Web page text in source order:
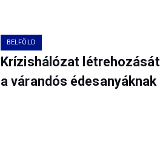
BELFÖLD
Krízishálózat
a várandós édesanyáknak